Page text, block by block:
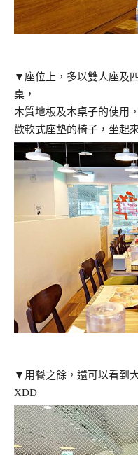
▼ 座位上，多以雙人座及
桌，
木質地板及木桌子的使用
歡軟式座墊的椅子，坐起
▼ 用餐之餘，還可以看到
XDD